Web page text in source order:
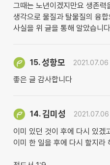
그때는 노년이겠지만요 생존
생각으로 물질과 탈물질의 융
사실을 위 글을 통해 알았습니
15.성항모
좋은 글 감사합니다
14.김미성 2021.07.06
이미 있던 것이 후에 다시 있겠
이미 한 일을 후에 다시 할지라